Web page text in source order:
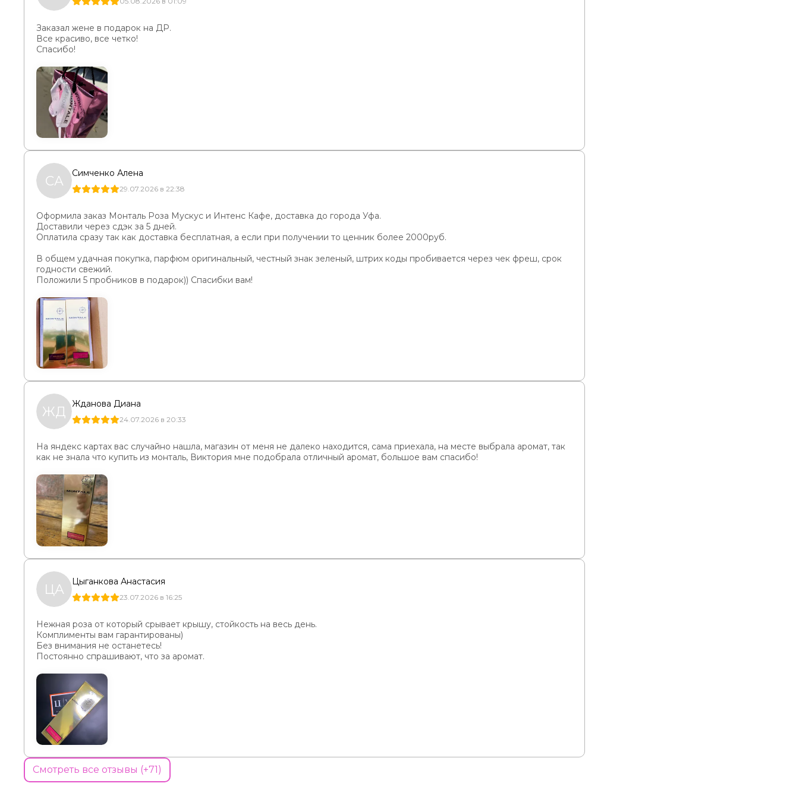
Заказал жене в подарок на ДР.
Все красиво, все четко!
Спасибо!
СА Симченко Алена
29.07.2026 в 22:38
Оформила заказ Монталь Роза Мускус и Интенс Кафе, доставка до города Уфа.
Доставили через сдэк за 5 дней.
Оплатила сразу так как доставка бесплатная, а если при получении то ценник более 2000руб.
В общем удачная покупка, парфюм оригинальный, честный знак зеленый, штрих коды пробивается через чек фреш, срок
годности свежий.
Положили 5 пробников в подарок)) Спасибки вам!
ЖД Жданова Диана
24.07.2026 в 20:33
На яндекс картах вас случайно нашла, магазин от меня не далеко находится, сама приехала, на месте выбрала аромат, так
как не знала что купить из монталь, Виктория мне подобрала отличный аромат, большое вам спасибо!
ЦА Цыганкова Анастасия
23.07.2026 в 16:25
Нежная роза от который срывает крышу, стойкость на весь день.
Комплименты вам гарантированы)
Без внимания не останетесь!
Постоянно спрашивают, что за аромат.
Смотреть все отзывы (+71)